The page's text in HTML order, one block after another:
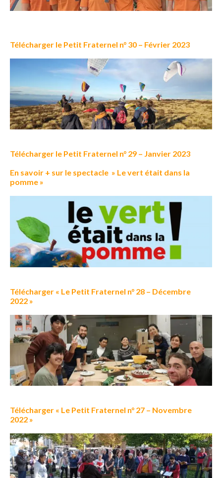
Télécharger le Petit Fraternel n° 30 – Février 2023
Télécharger le Petit Fraternel n° 29 – Janvier 2023
En savoir + sur le spectacle » Le vert était dans la
pomme »
Télécharger « Le Petit Fraternel n° 28 – Décembre
2022 »
Télécharger « Le Petit Fraternel n° 27 – Novembre
2022 »